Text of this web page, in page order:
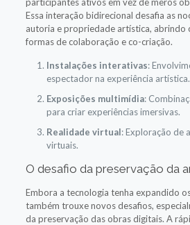
Essa interação bidirecional desafia as
autoria e propriedade artística, abrindo
formas de colaboração e co-criação.
Instalações interativas:
espectador na experiência artística.
Exposições multimídia:
para criar experiências imersivas.
Realidade virtual: Exploração de
virtuais.
O desafio da preservação da
Embora a tecnologia tenha expandido
também trouxe novos desafios,
da preservação das obras digitais. A